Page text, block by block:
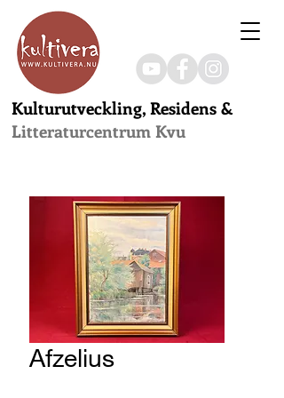
Kulturutveckling, Residens &
Litteraturcentrum Kvu
Afzelius